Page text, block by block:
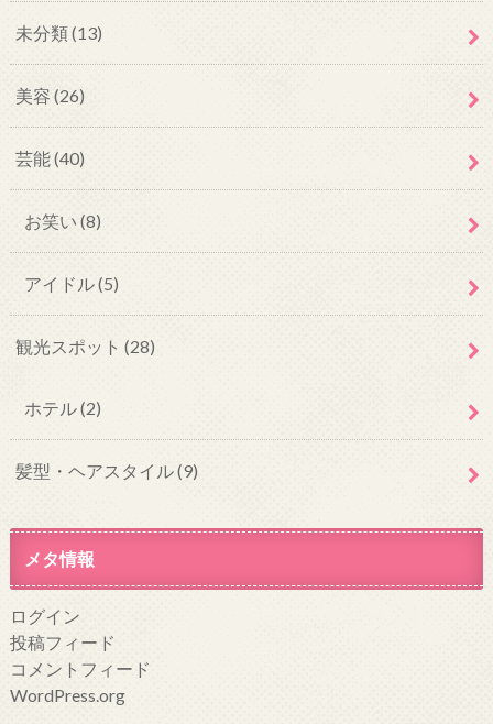
未分類(13)
美容 (26)
芸能(40)
お笑い (8)
アイドル(5)
観光スポット (28)
ホテル(2)
髪型・ヘアスタイル(9)
メタ情報
ログイン
投稿フィード
コメントフィード
WordPress.org